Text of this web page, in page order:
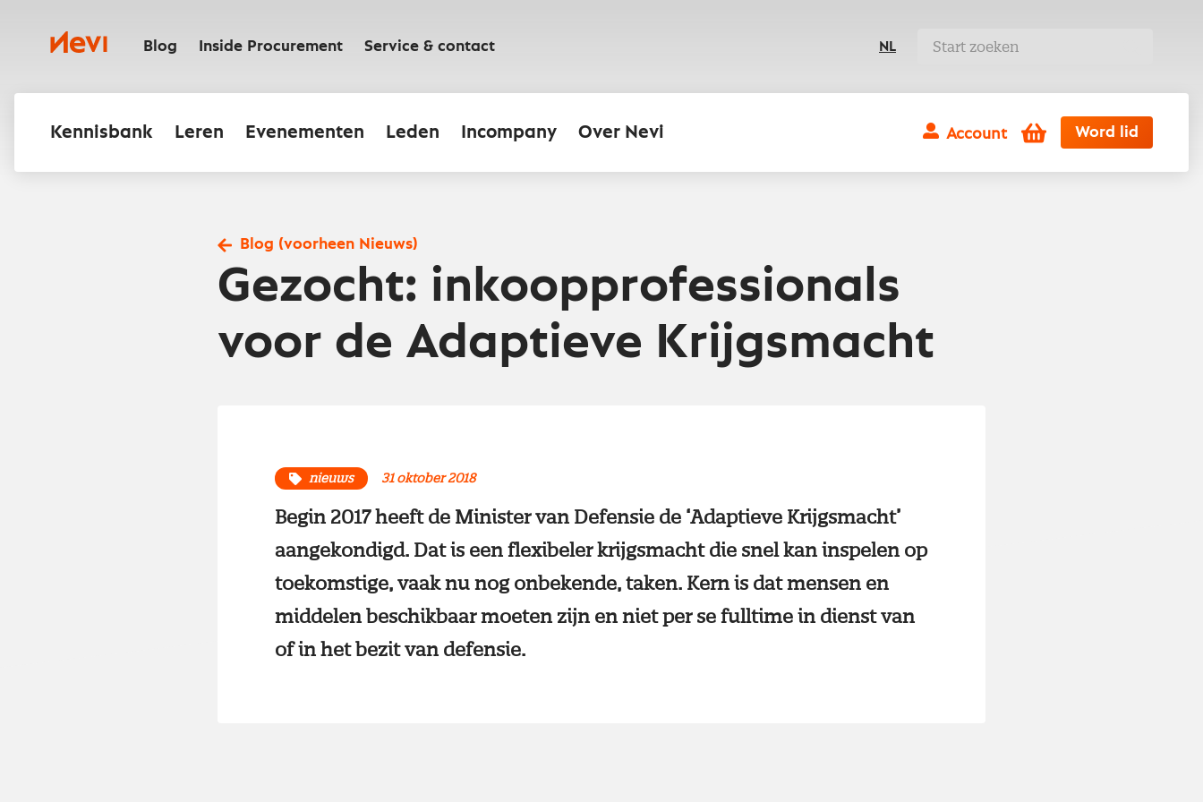
inhoudNevi Blog Inside Procurement Service & contact NL
Kennisbank Leren Evenementen Leden Incompany Over Nevi Account Winkelwagen
Word lid
Blog (voorheen Nieuws)
Gezocht: inkoopprofessionals
voor de Adaptieve Krijgsmacht
nieuws 31 oktober 2018
Begin 2017 heeft de Minister van Defensie de ‘Adaptieve Krijgsmacht’
aangekondigd. Dat is een flexibeler krijgsmacht die snel kan inspelen op
toekomstige, vaak nu nog onbekende, taken. Kern is dat mensen en
middelen beschikbaar moeten zijn en niet per se fulltime in dienst van
of in het bezit van defensie.